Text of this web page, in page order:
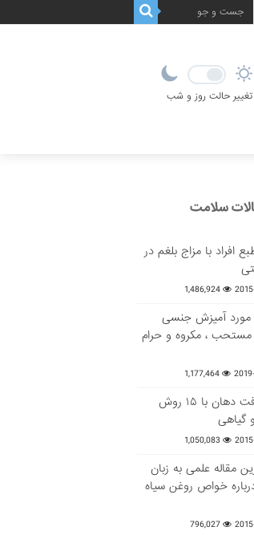
تغییر حالت روز و شب
سلامت
افراد با مزاج بلغم در
1,486,924
مورد آمیزش جنسی
، مکروه و حرام
1,177,464
درمان آفت دهان با ۱۵ روش
گیاهی
1,050,083
مقاله علمی به زبان
خواص روغن سیاه
796,027